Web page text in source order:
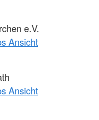
e.V.
Ansicht
Ansicht